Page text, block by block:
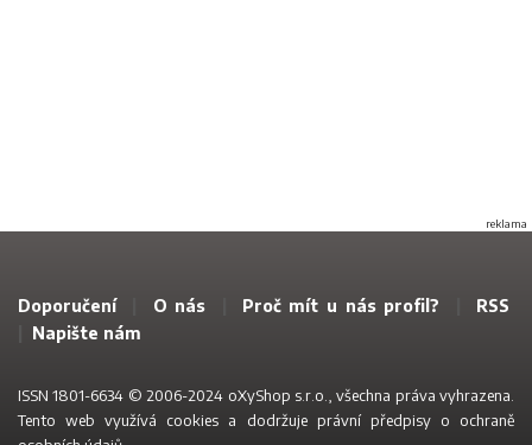
reklama
Doporučení| O nás Proč mít u nás profil?
RSS
Napište nám
ISSN 1801-6634 © 2006-2024 oXyShop s.r.o., všechna práva vyhrazena.
Tento web využívá cookies a dodržuje právní předpisy o ochraně